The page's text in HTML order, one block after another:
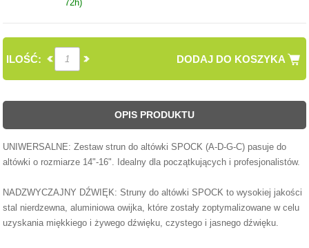
72h)
DODAJ DO KOSZYKA
ILOŚĆ:
OPIS PRODUKTU
UNIWERSALNE: Zestaw strun do altówki SPOCK (A-D-G-C) pasuje do
altówki o rozmiarze 14"-16". Idealny dla początkujących i profesjonalistów.
NADZWYCZAJNY DŹWIĘK: Struny do altówki SPOCK to wysokiej jakości
stal nierdzewna, aluminiowa owijka, które zostały zoptymalizowane w celu
uzyskania miękkiego i żywego dźwięku, czystego i jasnego dźwięku.